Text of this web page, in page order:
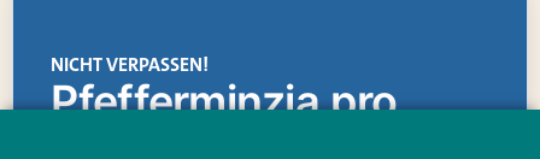
NICHT VERPASSEN!
Pfefferminzia.pro